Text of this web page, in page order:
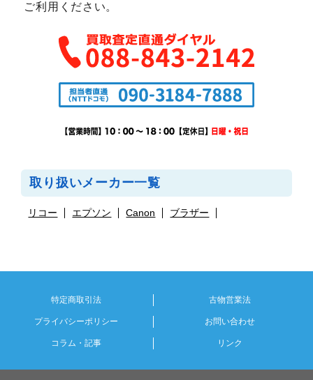
ご利用ください。
取り扱いメーカー一覧
リコー エプソン Canon ブラザー
特定商取引法 古物営業法
プライバシーポリシー お問い合わせ
コラム・記事 リンク